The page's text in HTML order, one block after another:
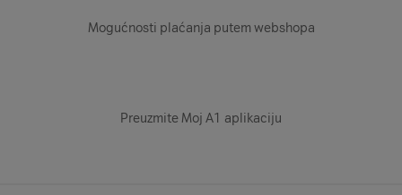
Mogućnosti plaćanja putem webshopa
Preuzmite Moj A1 aplikaciju